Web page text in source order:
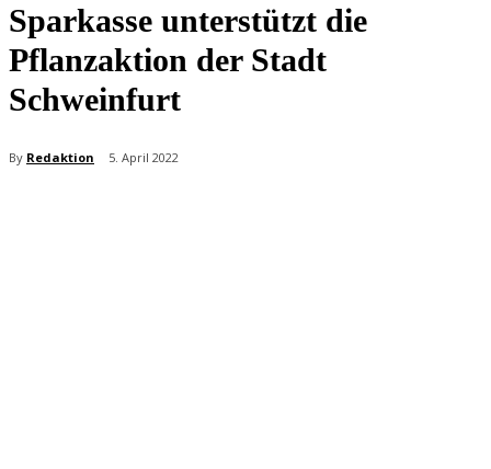
Sparkasse unterstützt die
Pflanzaktion der Stadt
Schweinfurt
By Redaktion 5. April 2022